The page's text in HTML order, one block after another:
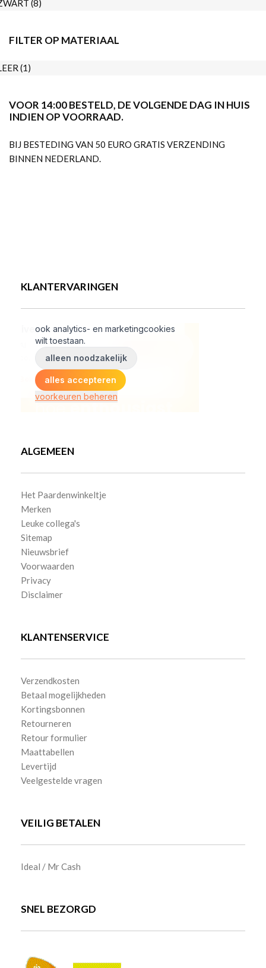
(8)
FILTER OP MATERIAAL
(1)
VOOR 14:00 BESTELD, DE VOLGENDE DAG IN HUIS
INDIEN OP VOORRAAD.
BIJ BESTEDING VAN 50 EURO GRATIS VERZENDING
BINNEN NEDERLAND.
KLANTERVARINGEN
ALGEMEEN
Het Paardenwinkeltje
Merken
Leuke collega's
Sitemap
Nieuwsbrief
Voorwaarden
Privacy
Disclaimer
KLANTENSERVICE
Verzendkosten
Betaal mogelijkheden
Kortingsbonnen
Retourneren
Retour formulier
Maattabellen
Levertijd
Veelgestelde vragen
VEILIG BETALEN
Ideal / Mr Cash
SNEL BEZORGD